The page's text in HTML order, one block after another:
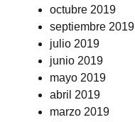
octubre 2019
septiembre 2019
julio 2019
junio 2019
mayo 2019
abril 2019
marzo 2019